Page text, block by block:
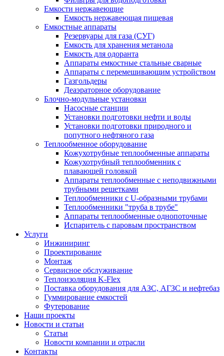
Емкости нержавеющие
Емкость нержавеющая пищевая
Емкостные аппараты
Резервуары для газа (СУГ)
Емкость для хранения метанола
Емкость для одоранта
Аппараты емкостные стальные сварные
Аппараты с перемешивающим устройством
Газгольдеры
Деаэраторное оборудование
Блочно-модульные установки
Насосные станции
Установки подготовки нефти и воды
Установки подготовки природного и
попутного нефтяного газа
Теплообменное оборудование
Кожухотрубные теплообменные аппараты
Кожухотрубный теплообменник с
плавающей головкой
Аппараты теплообменные с неподвижными
трубными решетками
Теплообменники с U-образными трубами
Теплообменники "труба в трубе"
Аппараты теплообменные однопоточные
Испаритель с паровым пространством
Услуги
Инжиниринг
Проектирование
Монтаж
Сервисное обслуживание
Теплоизоляция K-Flex
Поставка оборудования для АЗС, АГЗС и нефтебаз
Гуммирование емкостей
Футерование
Наши проекты
Новости и статьи
Статьи
Новости компании и отрасли
Контакты